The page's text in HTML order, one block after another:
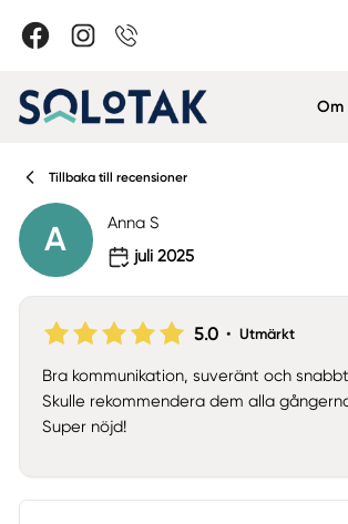
Om
Tillbaka till recensioner
A
Anna S
juli 2025
5.0 • Utmärkt
Bra kommunikation, suveränt och
Skulle rekommendera dem alla
Super nöjd!